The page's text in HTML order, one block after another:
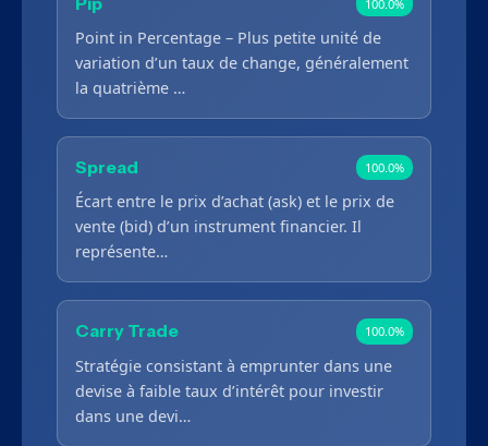
100.0%
Point in Percentage – Plus petite unité de
variation d’un taux de change, généralement
la quatrième …
Spread 100.0%
Écart entre le prix d’achat (ask) et le prix de
vente (bid) d’un instrument financier. Il
représente…
Carry Trade 100.0%
Stratégie consistant à emprunter dans une
devise à faible taux d’intérêt pour investir
dans une devi…